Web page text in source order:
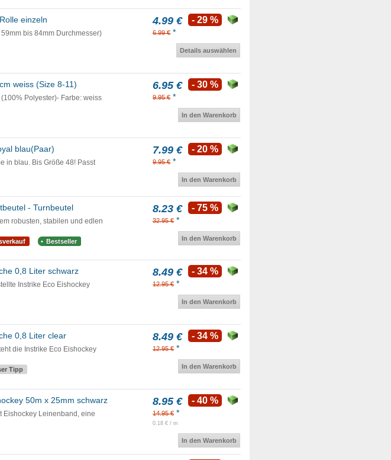
einzeln
bis 84mm Durchmesser)
4.99 €
6.99 € *
- 29 %
Details auswählen
weiss (Size 8-11)
Polyester)- Farbe: weiss
6.95 €
9.95 € *
- 30 %
In den Warenkorb
blau(Paar)
in blau. Bis Größe 48! Passt
7.99 €
9.95 € *
- 20 %
In den Warenkorb
- Turnbeutel
robusten, stabilen und edlen
Bestseller
8.23 €
32.95 € *
- 75 %
In den Warenkorb
0,8 Liter schwarz
Instrike Eco Eishockey
8.49 €
12.95 € *
- 34 %
In den Warenkorb
0,8 Liter clear
die Instrike Eco Eishockey
Tipp
8.49 €
12.95 € *
- 34 %
In den Warenkorb
50m x 25mm schwarz
Eishockey Leinenband, eine
8.95 €
14.95 € *
0.18 € / m
- 40 %
In den Warenkorb